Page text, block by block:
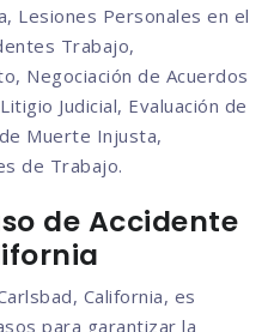
Lesiones Personales en el
Trabajo,
Negociación de Acuerdos
Judicial, Evaluación de
Muerte Injusta,
de Trabajo.
de Accidente
California, es
para garantizar la